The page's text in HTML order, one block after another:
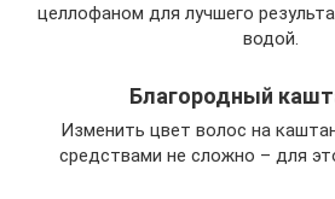
целлофаном для лучшего
водой.
Благородный
Изменить цвет волос на
средствами не сложно – для